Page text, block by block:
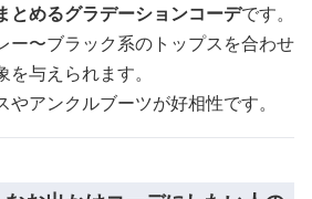
とめるグラデーションコーデです。
ー〜ブラック系のトップスを合わせ
与えられます。
アンクルブーツが好相性です。